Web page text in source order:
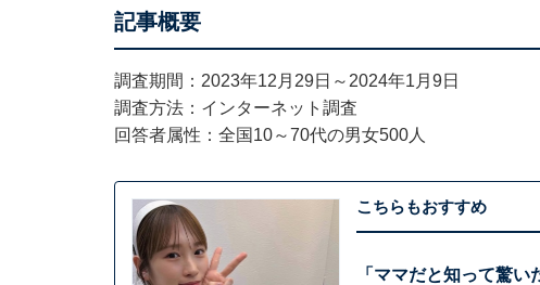
記事概要
調査期間：2023年12月29日～2024年1月9日
調査方法：インターネット調査
回答者属性：全国10～70代の男女500人
こちらもおすすめ
「ママだと知って驚